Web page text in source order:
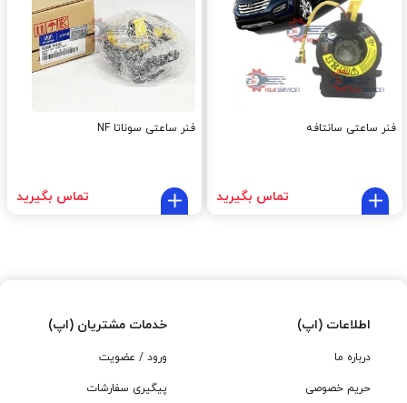
فنر ساعتی سانتافه
تماس بگیرید
فنر ساعتی سوناتا NF
تماس بگیرید
اطلاعات (اپ)
درباره ما
حریم خصوصی
خدمات مشتریان (اپ)
ورود / عضویت
پیگیری سفارشات